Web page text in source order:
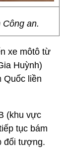
an.
xe môtô từ
Huỳnh)
Quốc liền
(khu vực
tục bám
đối tượng.